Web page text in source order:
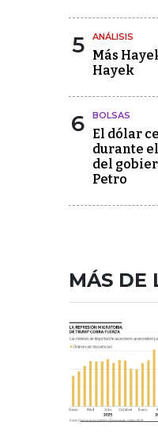
5 ANÁLISIS
Más
Hayek
6 BOLSAS
El dólar
durante
del
Petro
MÁS DE